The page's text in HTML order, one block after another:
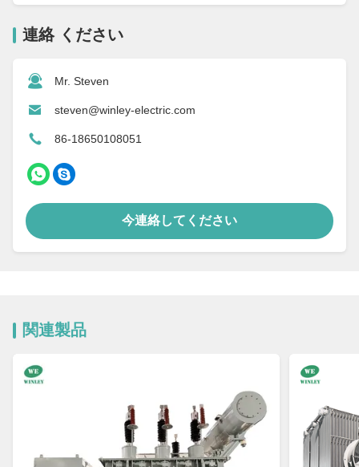
連絡 ください
Mr. Steven
steven@winley-electric.com
86-18650108051
今連絡してください
関連製品